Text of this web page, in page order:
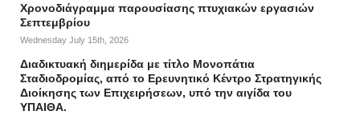
Χρονοδιάγραμμα παρουσίασης πτυχιακών εργασιών
Σεπτεμβρίου
Wednesday July 15th, 2026
Διαδικτυακή διημερίδα με τίτλο Μονοπάτια
Σταδιοδρομίας, από το Ερευνητικό Κέντρο Στρατηγικής
Διοίκησης των Επιχειρήσεων, υπό την αιγίδα του
ΥΠΑΙΘΑ.